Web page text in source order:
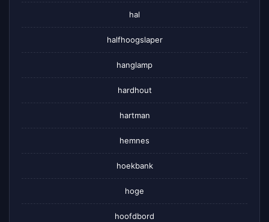
hal
halfhoogslaper
hanglamp
hardhout
hartman
hemnes
hoekbank
hoge
hoofdbord